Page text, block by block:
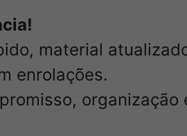
material
enrolações.
organização